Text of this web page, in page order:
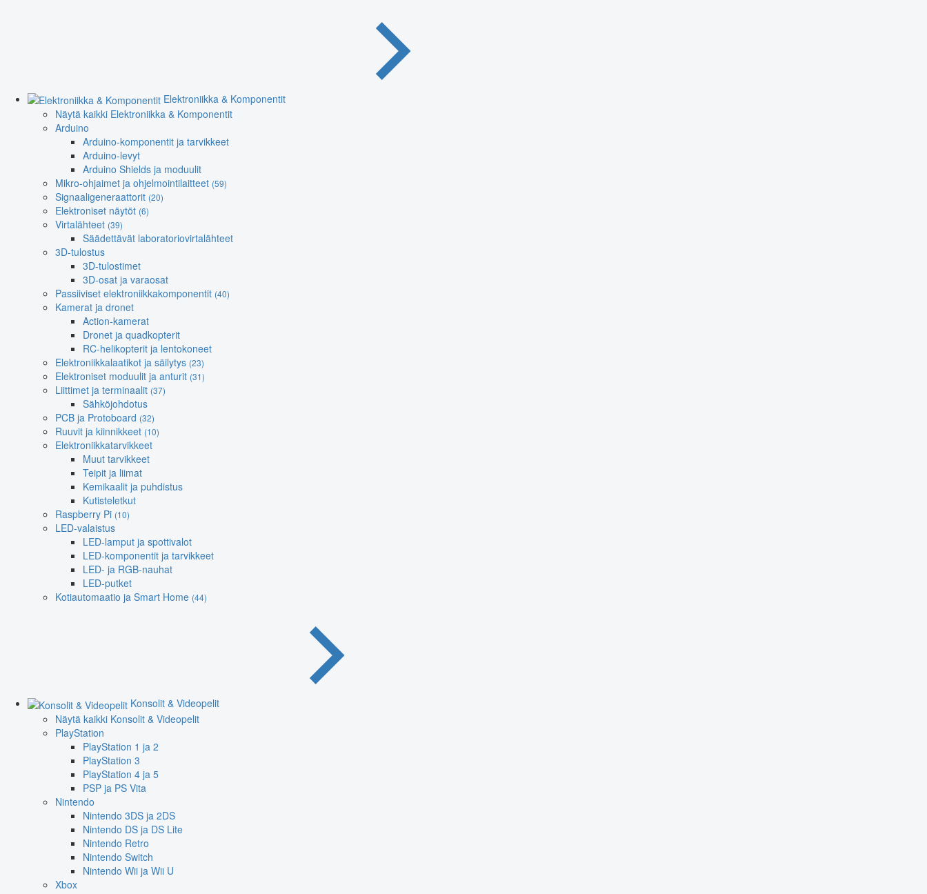
Elektroniikka & Komponentit
Näytä kaikki Elektroniikka & Komponentit
Arduino
Arduino-komponentit ja tarvikkeet
Arduino-levyt
Arduino Shields ja moduulit
Mikro-ohjaimet ja ohjelmointilaitteet (59)
Signaaligeneraattorit (20)
Elektroniset näytöt (6)
Virtalähteet (39)
Säädettävät laboratoriovirtalähteet
3D-tulostus
3D-tulostimet
3D-osat ja varaosat
Passiiviset elektroniikkakomponentit (40)
Kamerat ja dronet
Action-kamerat
Dronet ja quadkopterit
RC-helikopterit ja lentokoneet
Elektroniikkalaatikot ja säilytys (23)
Elektroniset moduulit ja anturit (31)
Liittimet ja terminaalit (37)
Sähköjohdotus
PCB ja Protoboard (32)
Ruuvit ja kiinnikkeet (10)
Elektroniikkatarvikkeet
Muut tarvikkeet
Teipit ja liimat
Kemikaalit ja puhdistus
Kutisteletkut
Raspberry Pi (10)
LED-valaistus
LED-lamput ja spottivalot
LED-komponentit ja tarvikkeet
LED- ja RGB-nauhat
LED-putket
Kotiautomaatio ja Smart Home (44)
Konsolit & Videopelit
Näytä kaikki Konsolit & Videopelit
PlayStation
PlayStation 1 ja 2
PlayStation 3
PlayStation 4 ja 5
PSP ja PS Vita
Nintendo
Nintendo 3DS ja 2DS
Nintendo DS ja DS Lite
Nintendo Retro
Nintendo Switch
Nintendo Wii ja Wii U
Xbox